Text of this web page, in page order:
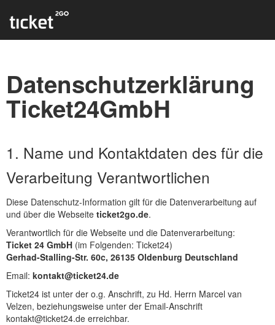
Datenschutzerklärung
Ticket24GmbH
1. Name und Kontaktdaten des für die
Verarbeitung Verantwortlichen
Diese Datenschutz-Information gilt für die Datenverarbeitung auf
und über die Webseite ticket2go.de.
Verantwortlich für die Webseite und die Datenverarbeitung:
Ticket 24 GmbH (im Folgenden: Ticket24)
Gerhad-Stalling-Str. 60c, 26135 Oldenburg Deutschland
Email: kontakt@ticket24.de
Ticket24 ist unter der o.g. Anschrift, zu Hd. Herrn Marcel van
Velzen, beziehungsweise unter der Email-Anschrift
kontakt@ticket24.de erreichbar.